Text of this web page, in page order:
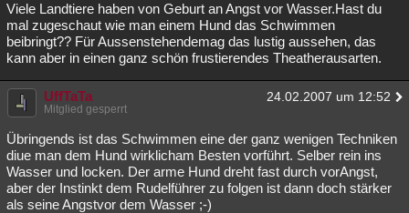
Viele Landtiere haben von Geburt an Angst vor Wasser.Hast du
mal zugeschaut wie man einem Hund das Schwimmen
beibringt?? Für Aussenstehendemag das lustig aussehen, das
kann aber in einen ganz schön frustierendes Theatherausarten.
UffTaTa 24.02.2007 um 12:52
Mitglied gesperrt
Übringends ist das Schwimmen eine der ganz wenigen Techniken
diue man dem Hund wirklicham Besten vorführt. Selber rein ins
Wasser und locken. Der arme Hund dreht fast durch vorAngst,
aber der Instinkt dem Rudelführer zu folgen ist dann doch stärker
als seine Angstvor dem Wasser ;-)